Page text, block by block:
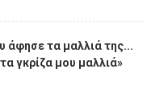
άφησε τα μαλλιά της...
γκρίζα μου μαλλιά»